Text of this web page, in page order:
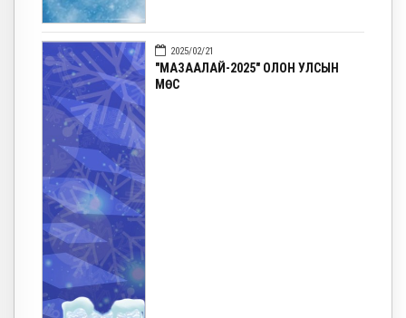
2025/02/21
"МАЗААЛАЙ-2025" ОЛОН УЛСЫН
МӨС